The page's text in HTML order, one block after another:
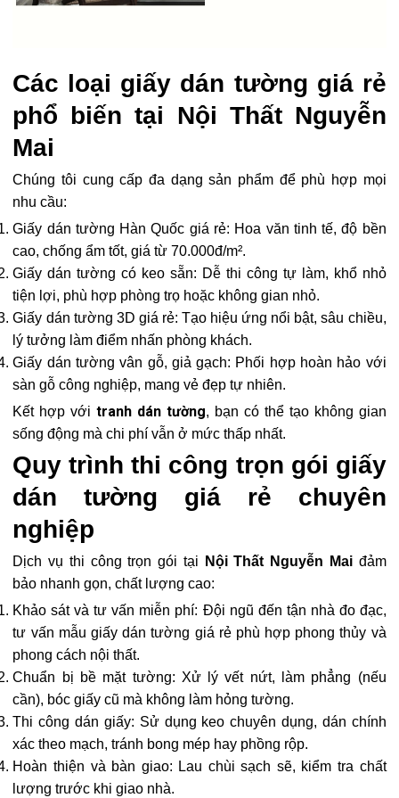
Các loại giấy dán tường giá rẻ
phổ biến tại Nội Thất Nguyễn
Mai
Chúng tôi cung cấp đa dạng sản phẩm để phù hợp mọi
nhu cầu:
Giấy dán tường Hàn Quốc giá rẻ: Hoa văn tinh tế, độ bền
cao, chống ẩm tốt, giá từ 70.000đ/m².
Giấy dán tường có keo sẵn: Dễ thi công tự làm, khổ nhỏ
tiện lợi, phù hợp phòng trọ hoặc không gian nhỏ.
Giấy dán tường 3D giá rẻ: Tạo hiệu ứng nổi bật, sâu chiều,
lý tưởng làm điểm nhấn phòng khách.
Giấy dán tường vân gỗ, giả gạch: Phối hợp hoàn hảo với
sàn gỗ công nghiệp, mang vẻ đẹp tự nhiên.
Kết hợp vớitranh dán tường, bạn có thể tạo không gian
sống động mà chi phí vẫn ở mức thấp nhất.
Quy trình thi công trọn gói giấy
dán tường giá rẻ chuyên
nghiệp
Dịch vụ thi công trọn gói tại Nội Thất Nguyễn Maiđảm
bảo nhanh gọn, chất lượng cao:
Khảo sát và tư vấn miễn phí: Đội ngũ đến tận nhà đo đạc,
tư vấn mẫu giấy dán tường giá rẻ phù hợp phong thủy và
phong cách nội thất.
Chuẩn bị bề mặt tường: Xử lý vết nứt, làm phẳng (nếu
cần), bóc giấy cũ mà không làm hỏng tường.
Thi công dán giấy: Sử dụng keo chuyên dụng, dán chính
xác theo mạch, tránh bong mép hay phồng rộp.
Hoàn thiện và bàn giao: Lau chùi sạch sẽ, kiểm tra chất
lượng trước khi giao nhà.